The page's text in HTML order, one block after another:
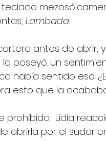
Lambada.
antes de
poseyó. Un
había sentido eso.
esto que la
prohibido.  Lidia
abrirla por el sudor